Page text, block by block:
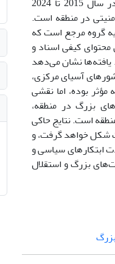
در منطقه است.
گروه مرجع است که
کیفی اسناد و
نشان می‌دهد
کشورهای آسیای مرکزی،
بوده، اما نقشی
بزرگ در منطقه،
است. نتایج حاکی
شکل خواهد گرفت، و
ابتکارهای سیاسی و
بزرگ و استقلال